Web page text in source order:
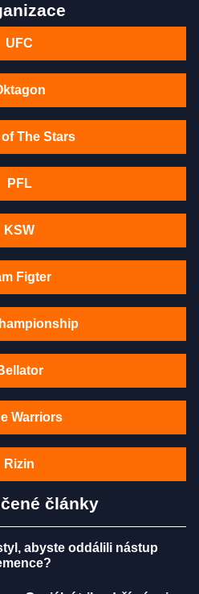
UFC
The Stars
PFL
KSW
Figter
Warriors
Rizin
články
abyste oddálili nástup